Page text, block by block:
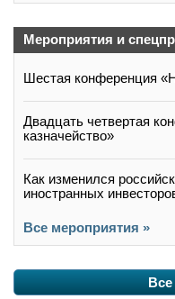
Мероприятия и
Шестая конференция
Двадцать четвертая
казначейство»
Как изменился
иностранных
Все мероприятия »